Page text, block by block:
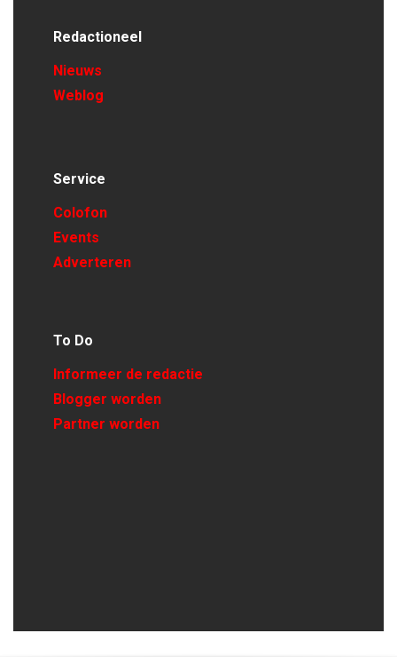
Redactioneel
Nieuws
Weblog
Service
Colofon
Events
Adverteren
To Do
Informeer de redactie
Blogger worden
Partner worden